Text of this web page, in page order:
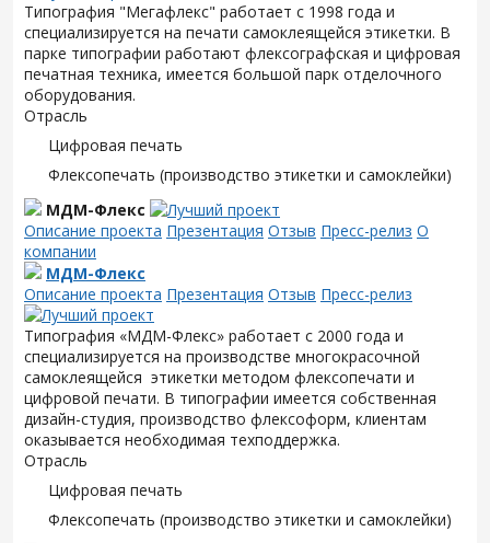
Типография "Мегафлекс" работает с 1998 года и
специализируется на печати самоклеящейся этикетки. В
парке типографии работают флексографская и цифровая
печатная техника, имеется большой парк отделочного
оборудования.
Отрасль
Цифровая печать
Флексопечать (производство этикетки и самоклейки)
МДМ-Флекс
Описание проекта Презентация Отзыв Пресс-релиз О
компании
МДМ-Флекс
Описание проекта Презентация Отзыв Пресс-релиз
Типография «МДМ-Флекс» работает с 2000 года и
специализируется на производстве многокрасочной
самоклеящейся этикетки методом флексопечати и
цифровой печати. В типографии имеется собственная
дизайн-студия, производство флексоформ, клиентам
оказывается необходимая техподдержка.
Отрасль
Цифровая печать
Флексопечать (производство этикетки и самоклейки)